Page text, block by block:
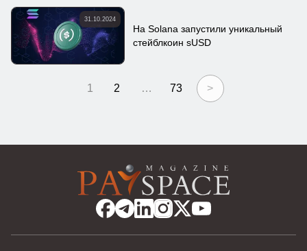
31.10.2024
На Solana запустили уникальный
стейблкоин sUSD
1 2 … 73 >